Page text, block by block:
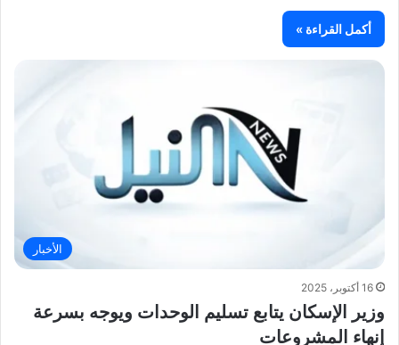
أكمل القراءة »
الأخبار
16 أكتوبر، 2025
وزير الإسكان يتابع تسليم الوحدات ويوجه بسرعة
إنهاء المشروعات